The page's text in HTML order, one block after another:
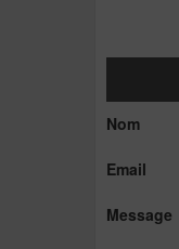
Nom
Email
Message